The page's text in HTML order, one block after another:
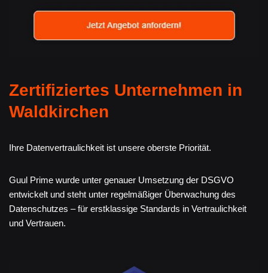
Zertifiziertes Unternehmen in
Waldkirchen
Ihre Datenvertraulichkeit ist unsere oberste Priorität.
Guul Prime wurde unter genauer Umsetzung der DSGVO
entwickelt und steht unter regelmäßiger Überwachung des
Datenschutzes – für erstklassige Standards in Vertraulichkeit
und Vertrauen.